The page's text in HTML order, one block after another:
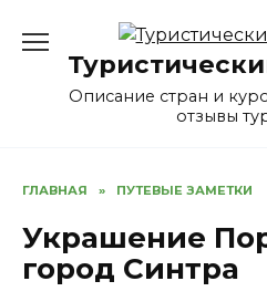
содержанию
Описание стран и
отзывы
ГЛАВНАЯ » ПУТЕВЫЕ ЗАМЕТКИ
Украшение
город Синтра